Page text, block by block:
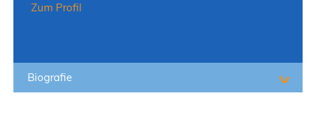
Zum Profil
Biografie